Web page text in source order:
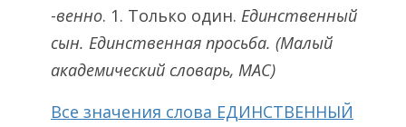
-венно. 1. Только один. Единственный
сын. Единственная просьба. (Малый
академический словарь, МАС)
Все значения слова ЕДИНСТВЕННЫЙ